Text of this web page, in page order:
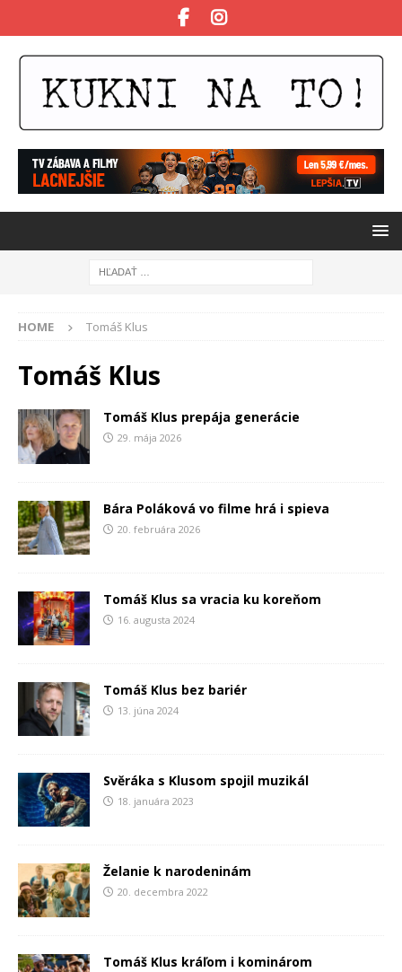
HOME Tomáš Klus
Tomáš Klus
Tomáš Klus prepája generácie
29. mája 2026
Bára Poláková vo filme hrá i spieva
20. februára 2026
Tomáš Klus sa vracia ku koreňom
16. augusta 2024
Tomáš Klus bez bariér
13. júna 2024
Svěráka s Klusom spojil muzikál
18. januára 2023
Želanie k narodeninám
20. decembra 2022
Tomáš Klus kráľom i kominárom